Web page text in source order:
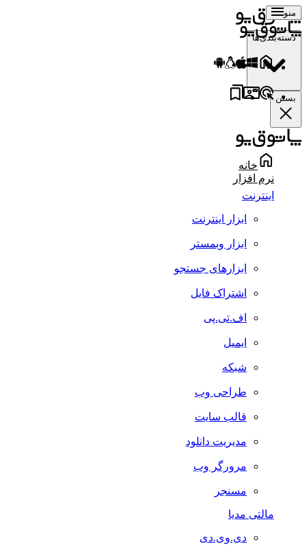
منو
دسته‌بندی‌ها
بستن
خانه
نرم افزار
اینترنت
ابزار اینترنت
ابزار وبمستر
ابزارهای جستجو
اشتراک فایل
اف.تی.پی
ایمیل
شبکه
طراحی وب
قالب سایت
مدیریت دانلود
مرورگر وب
مسنجر
مالتی مدیا
دی.وی.دی